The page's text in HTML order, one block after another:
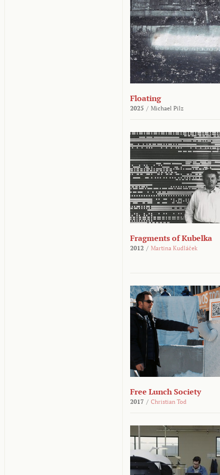
Floating
2025 / Michael Pilz
Fragments of Kubelka
2012 / Martina Kudláček
Free Lunch Society
2017 / Christian Tod